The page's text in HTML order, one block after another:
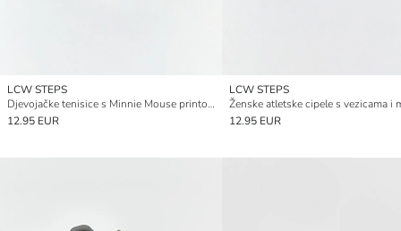
LCW STEPS
Djevojačke tenisice s Minnie Mouse printom
12.95 EUR
LCW STEPS
12.95 EUR